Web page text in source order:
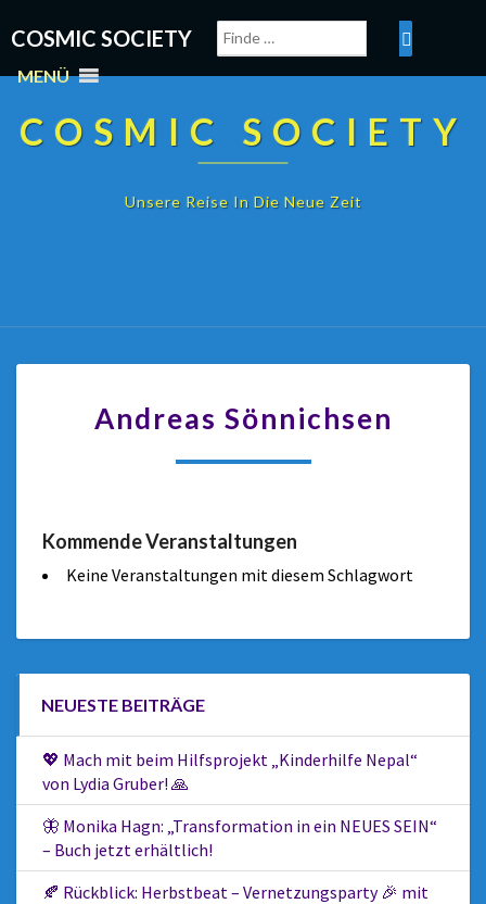
COSMIC SOCIETY
MENÜ
COSMIC SOCIETY
Unsere Reise In Die Neue Zeit
Andreas Sönnichsen
Kommende Veranstaltungen
Keine Veranstaltungen mit diesem Schlagwort
NEUESTE BEITRÄGE
💖 Mach mit beim Hilfsprojekt „Kinderhilfe Nepal“
von Lydia Gruber! 🙏
🦋 Monika Hagn: „Transformation in ein NEUES SEIN“
– Buch jetzt erhältlich!
🍂 Rückblick: Herbstbeat – Vernetzungsparty 🎉 mit